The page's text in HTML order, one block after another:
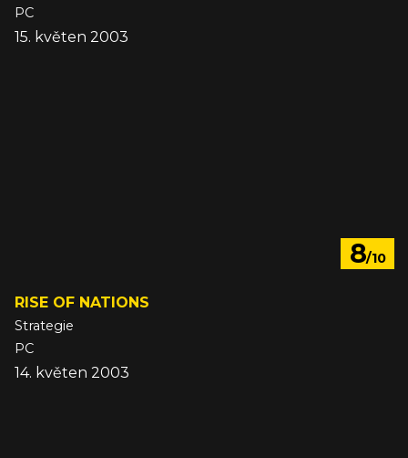
PC
15. květen 2003
8/10
RISE OF NATIONS
Strategie
PC
14. květen 2003